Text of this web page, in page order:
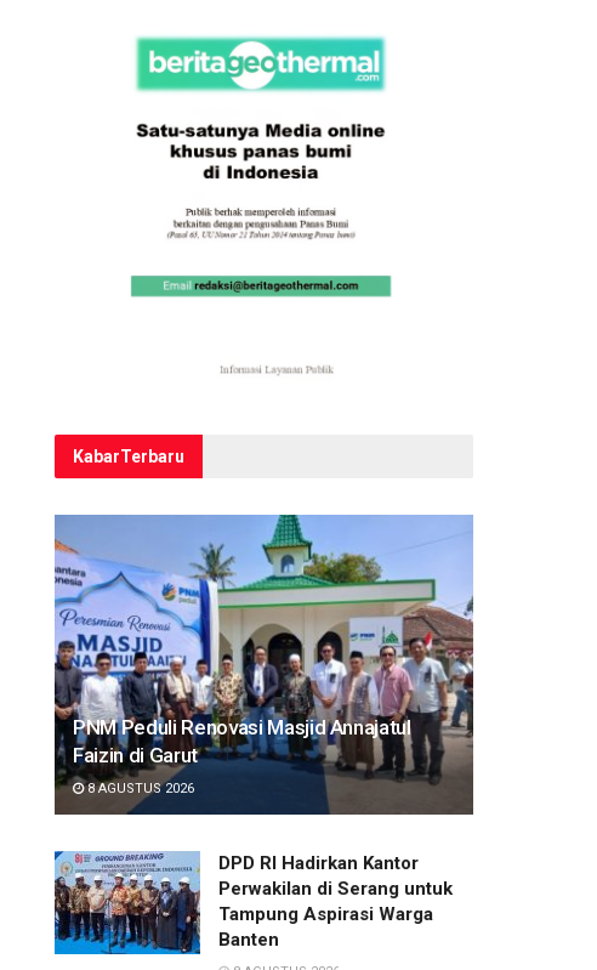
KabarTerbaru
PNM Peduli Renovasi Masjid Annajatul
Faizin di Garut
8 AGUSTUS 2026
DPD RI Hadirkan Kantor
Perwakilan di Serang untuk
Tampung Aspirasi Warga
Banten